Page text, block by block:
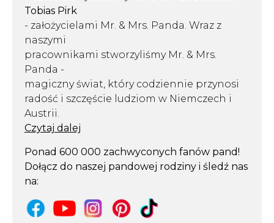
Tobias Pirk
- założycielami Mr. & Mrs. Panda. Wraz z
naszymi
pracownikami stworzyliśmy Mr. & Mrs.
Panda -
magiczny świat, który codziennie przynosi
radość i szczęście ludziom w Niemczech i
Austrii.
Czytaj dalej
Ponad 600 000 zachwyconych fanów pand!
Dołącz do naszej pandowej rodziny i śledź nas
na: